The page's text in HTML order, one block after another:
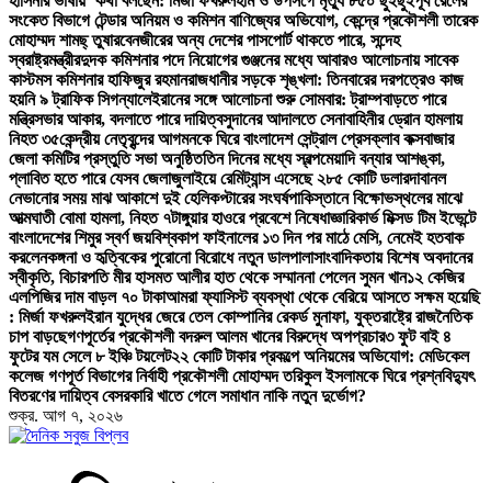
সংকেত বিভাগে টেন্ডার অনিয়ম ও কমিশন বাণিজ্যের অভিযোগ, কেন্দ্রে প্রকৌশলী তারেক
মোহাম্মদ শামছ্ তুষারবেনজীরের অন্য দেশের পাসপোর্ট থাকতে পারে, সন্দেহ
স্বরাষ্ট্রমন্ত্রীরদুদক কমিশনার পদে নিয়োগের গুঞ্জনের মধ্যে আবারও আলোচনায় সাবেক
কাস্টমস কমিশনার হাফিজুর রহমানরাজধানীর সড়কে শৃঙ্খলা: তিনবারের দরপত্রেও কাজ
হয়নি ৯ ট্রাফিক সিগন্যালেইরানের সঙ্গে আলোচনা শুরু সোমবার: ট্রাম্পবাড়তে পারে
মন্ত্রিসভার আকার, বদলাতে পারে দায়িত্বসুদানের আদালতে সেনাবাহিনীর ড্রোন হামলায়
নিহত ৩৫কেন্দ্রীয় নেতৃবৃন্দের আগমনকে ঘিরে বাংলাদেশ সেন্ট্রাল প্রেসক্লাব কক্সবাজার
জেলা কমিটির প্রস্তুতি সভা অনুষ্ঠিততিন দিনের মধ্যে স্বল্পমেয়াদি বন্যার আশঙ্কা,
প্লাবিত হতে পারে যেসব জেলাজুলাইয়ে রেমিট্যান্স এসেছে ২৮৫ কোটি ডলারদাবানল
নেভানোর সময় মাঝ আকাশে দুই হেলিকপ্টারের সংঘর্ষপাকিস্তানে বিক্ষোভস্থলের মাঝে
আত্মঘাতী বোমা হামলা, নিহত ৭টাঙ্গুয়ার হাওরে প্রবেশে নিষেধাজ্ঞারিকার্ভ মিক্সড টিম ইভেন্টে
বাংলাদেশের শিমুর স্বর্ণ জয়বিশ্বকাপ ফাইনালের ১৩ দিন পর মাঠে মেসি, নেমেই হতবাক
করলেনকঙ্গনা ও হৃত্বিকের পুরোনো বিরোধে নতুন ডালপালাসাংবাদিকতায় বিশেষ অবদানের
স্বীকৃতি, বিচারপতি মীর হাসমত আলীর হাত থেকে সম্মাননা পেলেন সুমন খান১২ কেজির
এলপিজির দাম বাড়ল ৭০ টাকাআমরা ফ্যাসিস্ট ব্যবস্থা থেকে বেরিয়ে আসতে সক্ষম হয়েছি
: মির্জা ফখরুলইরান যুদ্ধের জেরে তেল কোম্পানির রেকর্ড মুনাফা, যুক্তরাষ্ট্রে রাজনৈতিক
চাপ বাড়ছেগণপূর্তের প্রকৌশলী বদরুল আলম খানের বিরুদ্ধে অপপ্রচার৩ ফুট বাই ৪
ফুটের যম সেলে ৮ ইঞ্চি টয়লেট২২ কোটি টাকার প্রকল্পে অনিয়মের অভিযোগ: মেডিকেল
কলেজ গণপূর্ত বিভাগের নির্বাহী প্রকৌশলী মোহাম্মদ তরিকুল ইসলামকে ঘিরে প্রশ্নবিদ্যুৎ
বিতরণের দায়িত্ব বেসরকারি খাতে গেলে সমাধান নাকি নতুন দুর্ভোগ?
শুক্র. আগ ৭, ২০২৬
বাংলা নিউজ পেপার